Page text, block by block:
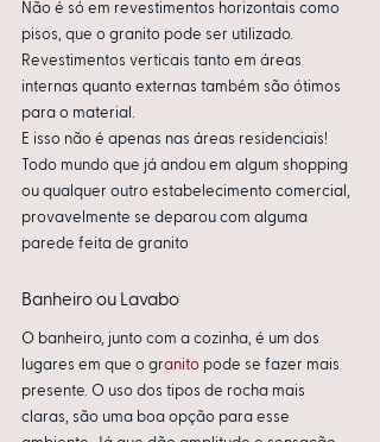
Não é só em revestimentos horizontais como
pisos, que o granito pode ser utilizado.
Revestimentos verticais tanto em áreas
internas quanto externas também são ótimos
para o material.
E isso não é apenas nas áreas residenciais!
Todo mundo que já andou em algum shopping
ou qualquer outro estabelecimento comercial,
provavelmente se deparou com alguma
parede feita de granito
Banheiro ou Lavabo
O banheiro, junto com a cozinha, é um dos
lugares em que o granito pode se fazer mais
presente. O uso dos tipos de rocha mais
claras, são uma boa opção para esse